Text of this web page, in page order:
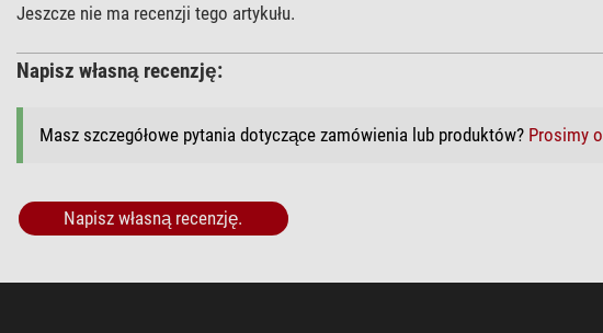
Jeszcze nie ma recenzji tego artykułu.
Napisz własną recenzję:
Masz szczegółowe pytania dotyczące zamówienia lub produktów? Prosimy
Napisz własną recenzję.